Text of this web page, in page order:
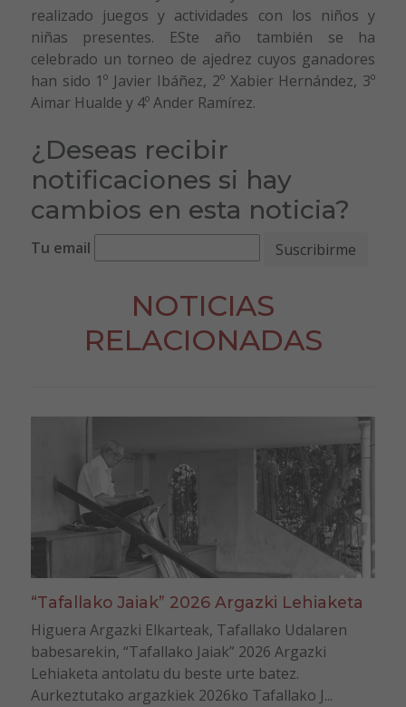
realizado juegos y actividades con los niños y
niñas presentes. ESte año también se ha
celebrado un torneo de ajedrez cuyos ganadores
han sido 1º Javier Ibáñez, 2º Xabier Hernández, 3º
Aimar Hualde y 4º Ander Ramírez.
¿Deseas recibir
notificaciones si hay
cambios en esta noticia?
Tu email
NOTICIAS
RELACIONADAS
“Tafallako Jaiak” 2026 Argazki Lehiaketa
Higuera Argazki Elkarteak, Tafallako Udalaren
babesarekin, “Tafallako Jaiak” 2026 Argazki
Lehiaketa antolatu du beste urte batez.
Aurkeztutako argazkiek 2026ko Tafallako J...